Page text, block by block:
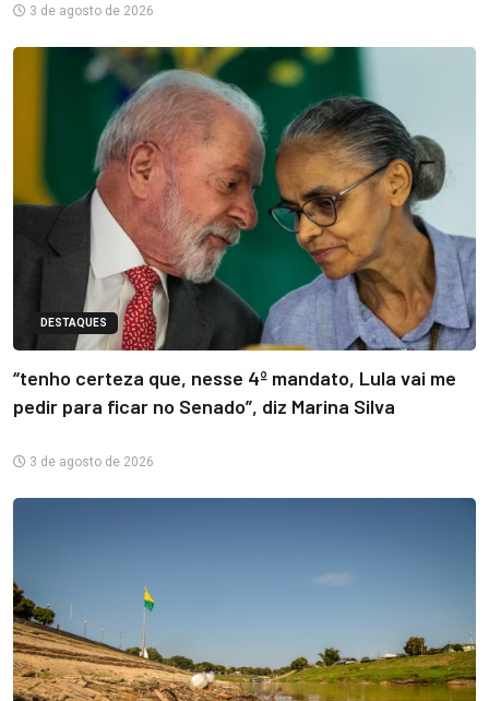
3 de agosto de 2026
DESTAQUES
“tenho certeza que, nesse 4º mandato, Lula vai me
pedir para ficar no Senado”, diz Marina Silva
3 de agosto de 2026